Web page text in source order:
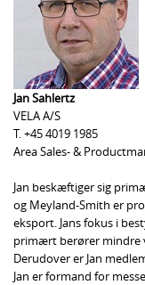
Jan Sahlertz
VELA A/S
T. +45 4019 1985
Area Sales- &
Jan beskæftiger sig
og Meyland-Smith er
eksport. Jans fokus i
primært berører mindre
Derudover er Jan
Jan er formand for